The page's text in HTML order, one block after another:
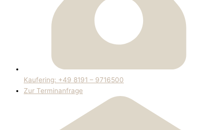
Kaufering: +49 8191 – 9716500
Zur Terminanfrage